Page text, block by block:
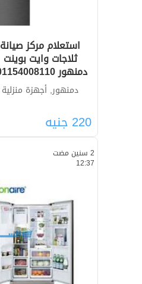
استعلام مركز صيانة
ثلاجات وايت بوينت
دمنهور ‎ 01154008110
دمنهور, أجهزة منزلية
220 جنيه
2 سنين مضت
12:37